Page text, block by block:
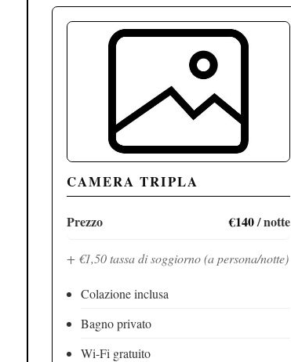
CAMERA TRIPLA
Prezzo €140/ notte
+ €1,50 tassa di soggiorno (a persona/notte)
Colazione inclusa
Bagno privato
Wi-Fi gratuito